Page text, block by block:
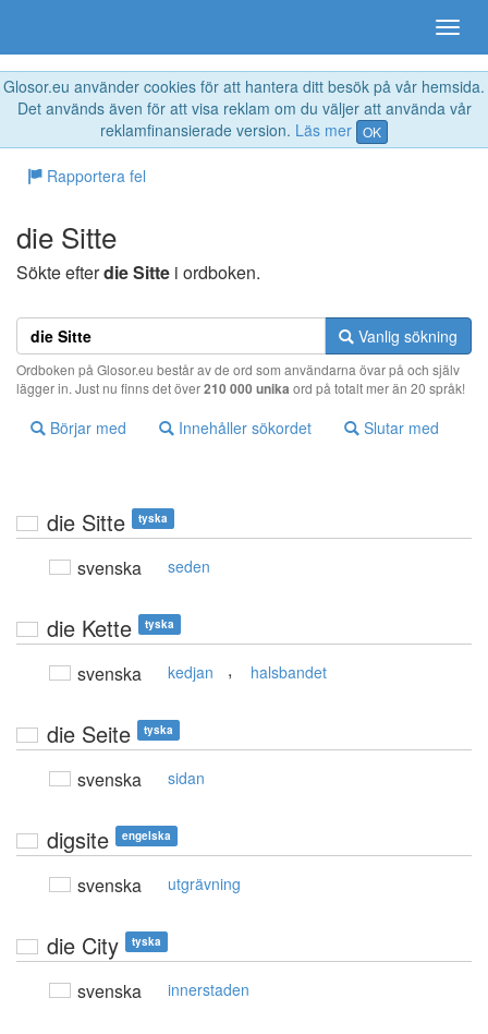
Glosor.eu använder cookies för att hantera ditt besök på vår hemsida.
Det används även för att visa reklam om du väljer att använda vår
reklamfinansierade version. Läs mer OK
Rapportera fel
die Sitte
Sökte efterdie Sitte i ordboken.
Vanlig sökning
Ordboken på Glosor.eu består av de ord som användarna övar på och själv
lägger in. Just nu finns det över210 000 unika ord på totalt mer än 20 språk!
Börjar med Innehåller sökordet Slutar med
die Sitte tyska
svenska seden
die Kette tyska
svenska kedjan , halsbandet
die Seite tyska
svenska sidan
digsite engelska
svenska utgrävning
die City tyska
svenska innerstaden